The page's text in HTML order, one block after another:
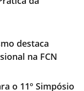
destaca
na FCN
o 11º Simpósio